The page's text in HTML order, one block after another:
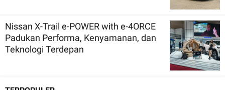
Nissan X-Trail e-POWER with e-4ORCE
Padukan Performa, Kenyamanan, dan
Teknologi Terdepan